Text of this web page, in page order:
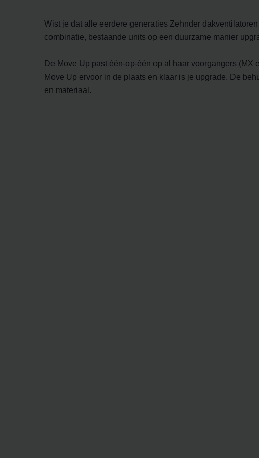
Zehnder Group Sales International:
Zehnder Group Schweiz AG:
Zehnder Group UK Limited: Privacy
Wist je dat alle eerdere generaties Zehnder
combinatie, bestaande units op een duurzame manier
De Move Up past één-op-één op al haar voorgangers
Move Up ervoor in de plaats en klaar is je upgrade. De
en materiaal.